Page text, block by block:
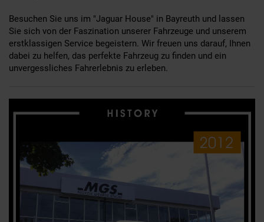
Besuchen Sie uns im "Jaguar House" in Bayreuth und lassen
Sie sich von der Faszination unserer Fahrzeuge und unserem
erstklassigen Service begeistern. Wir freuen uns darauf, Ihnen
dabei zu helfen, das perfekte Fahrzeug zu finden und ein
unvergessliches Fahrerlebnis zu erleben.